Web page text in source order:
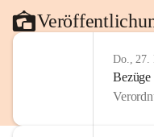
Do., 27.
Bezüge